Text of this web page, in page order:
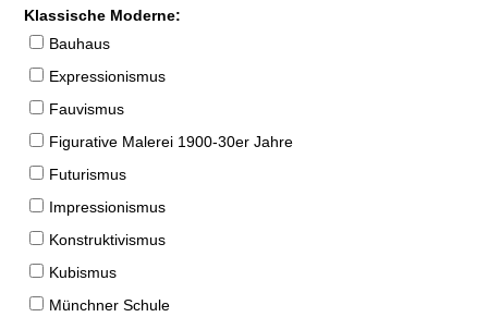
Klassische Moderne:
Bauhaus
Expressionismus
Fauvismus
Figurative Malerei 1900-30er Jahre
Futurismus
Impressionismus
Konstruktivismus
Kubismus
Münchner Schule